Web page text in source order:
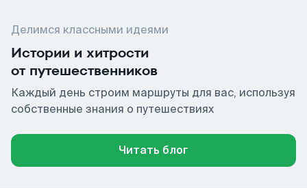
Делимся классными идеями
Истории и хитрости
от путешественников
Каждый день строим маршруты для вас, используя
собственные знания о путешествиях
Читать блог